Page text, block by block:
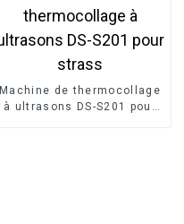
Machine de thermocollage
à ultrasons DS-S201 pour